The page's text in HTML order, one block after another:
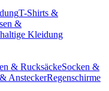
T-Shirts &
&
Kleidung
& RucksäckeSocken &
AnsteckerRegenschirme